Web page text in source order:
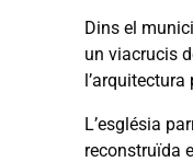
Dins el
un viacrucis
L’església
reconstruïda